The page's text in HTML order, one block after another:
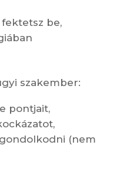
be,
szakember:
pontjait,
(nem